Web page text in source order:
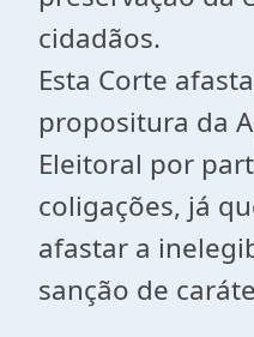
cidadãos.
Esta Corte
propositura da
Eleitoral por
coligações, já
afastar a
sanção de